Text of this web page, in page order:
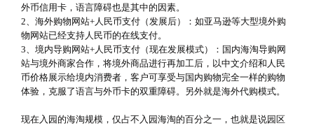
外币信用卡，语言障碍也是其中的因素。
2、海外购物网站+人民币支付（发展后）：如亚马逊等大型境外购
物网站已经支持人民币的在线支付。
3、境内导购网站+人民币支付（现在发展模式）：国内海淘导购网
站与境外商家合作，将境外商品进行再加工后，以中文介绍和人民
币价格展示给境内消费者，客户可享受与国内购物完全一样的购物
体验，克服了语言与外币卡的双重障碍。另外就是海外代购模式。
现在入园的海淘规模，仅占不入园海淘的百分之一，也就是说园区